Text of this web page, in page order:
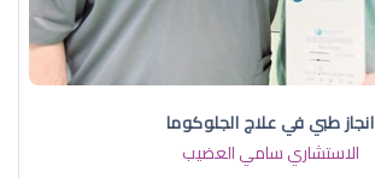
انجاز طبي في علاج الجلوكوما
الاستشاري سامي العضيب